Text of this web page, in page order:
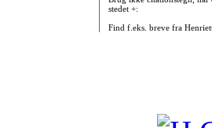
stedet +:
Find f.eks. breve fra